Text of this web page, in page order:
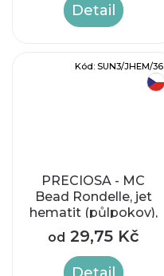
Detail
PRECIOSA - MC
Bead Rondelle, jet
hematit (půlpokov),
cca 2,4 x 3 mm
od 29,75 Kč
Kód: SUN3/JHEM/36